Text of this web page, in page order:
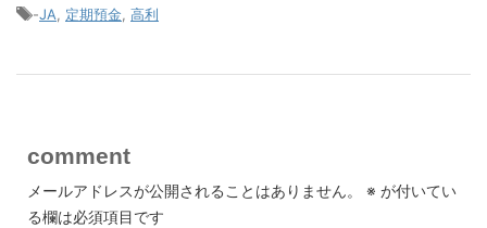
-JA, 定期預金, 高利
comment
メールアドレスが公開されることはありません。 ※ が付いてい
る欄は必須項目です